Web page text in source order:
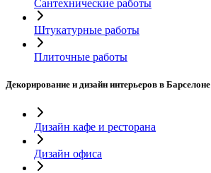
Сантехнические работы
Штукатурные работы
Плиточные работы
Декорирование и дизайн интерьеров в Барселоне
Дизайн кафе и ресторана
Дизайн офиса